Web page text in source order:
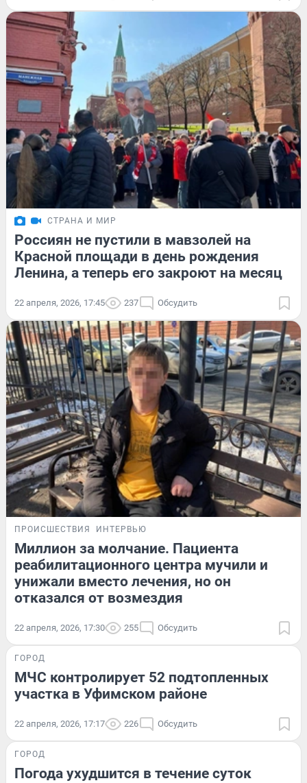
СТРАНА И МИР
Россиян не пустили в мавзолей на
Красной площади в день рождения
Ленина, а теперь его закроют на месяц
22 апреля, 2026, 17:45 237 Обсудить
ПРОИСШЕСТВИЯ ИНТЕРВЬЮ
Миллион за молчание. Пациента
реабилитационного центра мучили и
унижали вместо лечения, но он
отказался от возмездия
22 апреля, 2026, 17:30 255 Обсудить
ГОРОД
МЧС контролирует 52 подтопленных
участка в Уфимском районе
22 апреля, 2026, 17:17 226 Обсудить
ГОРОД
Погода ухудшится в течение суток